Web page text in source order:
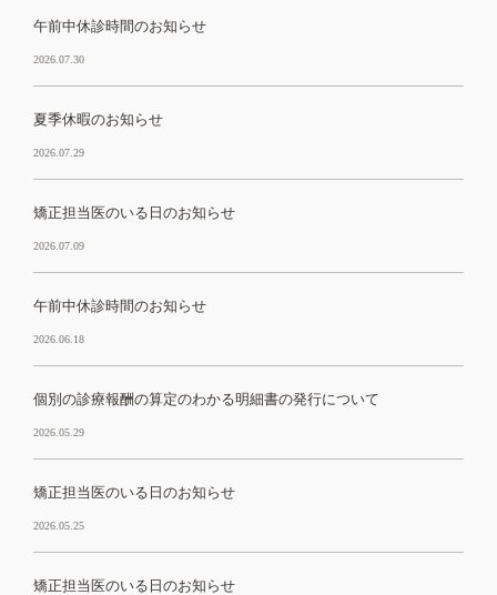
午前中休診時間のお知らせ
2026.07.30
夏季休暇のお知らせ
2026.07.29
矯正担当医のいる日のお知らせ
2026.07.09
午前中休診時間のお知らせ
2026.06.18
個別の診療報酬の算定のわかる明細書の発行について
2026.05.29
矯正担当医のいる日のお知らせ
2026.05.25
矯正担当医のいる日のお知らせ